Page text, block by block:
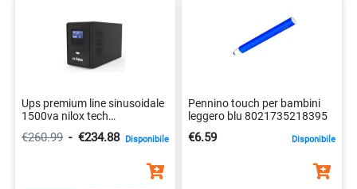
Ups premium line sinusoidale
1500va nilox tech
€260.99 - €234.88 Disponibile
Pennino touch per bambini
leggero blu 8021735218395
€6.59 Disponibile